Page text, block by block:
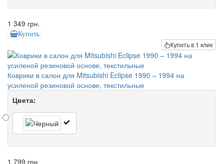
1 349 грн.
Купить
Купить в 1 клик
Коврики в салон для Mitsubishi Eclipse 1990 – 1994 на
усиленой резиновой основе, текстильные
Цвета:
1 799 грн.